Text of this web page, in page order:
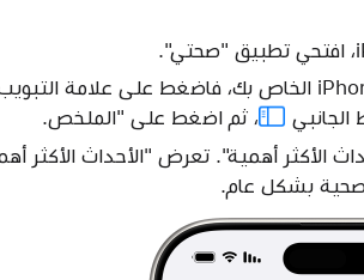
، ثم اضغط على "الملخص.
الأكثر أهمية". تعرض "الأحداث
بشكل عام.